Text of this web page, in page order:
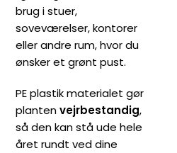
brug i stuer,
soveværelser, kontorer
eller andre rum, hvor du
ønsker et grønt pust.
PE plastik materialet gør
plantenvejrbestandig,
så den kan stå ude hele
året rundt ved dine